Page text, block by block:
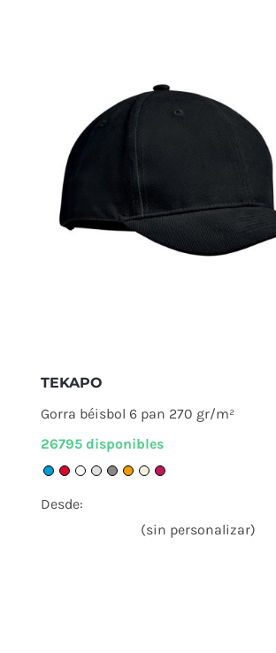
TEKAPO
Gorra béisbol 6 pan 270 gr/m²
26795 disponibles
Desde:
(sin personalizar)